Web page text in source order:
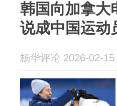
韩国向加拿大
说成中国运动
杨华评论 2026-02-15